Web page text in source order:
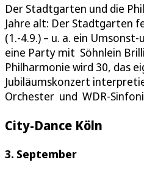
Der Stadtgarten und die
Jahre alt: Der Stadtgarten
(1.-4.9.) – u. a. ein
eine Party mit Söhnlein
Philharmonie wird 30, das
Jubiläumskonzert
Orchester und WDR-
City-Dance Köln
3. September